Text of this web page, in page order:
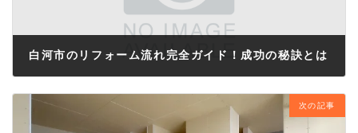
白河市のリフォーム流れ完全ガイド！成功の秘訣とは
次の記事